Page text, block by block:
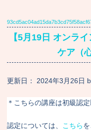
【5月19日 オンラ
ケア（
更新日： 2024年3月26日
＊こちらの講座は初級認
認定については、 こちら